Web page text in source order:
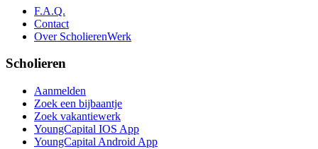
F.A.Q.
Contact
Over ScholierenWerk
Scholieren
Aanmelden
Zoek een bijbaantje
Zoek vakantiewerk
YoungCapital IOS App
YoungCapital Android App